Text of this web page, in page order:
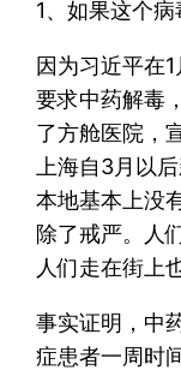
1、如果这个
因为习近平在
要求中药解毒
了方舱医院，
上海自3月以
本地基本上没
除了戒严。人
人们走在街上
事实证明，中
症患者一周时